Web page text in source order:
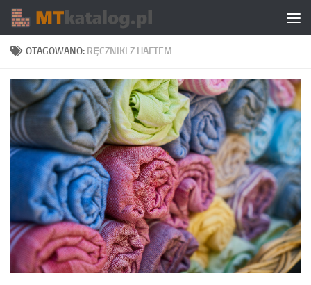
Skip to content
OTAGOWANO: RĘCZNIKI Z HAFTEM